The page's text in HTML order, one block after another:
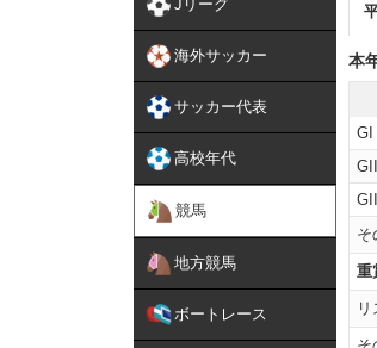
Jリーグ
海外サッカー
サッカー代表
高校年代
競馬
地方競馬
ボートレース
本
GI
GII
GIII
そ
重